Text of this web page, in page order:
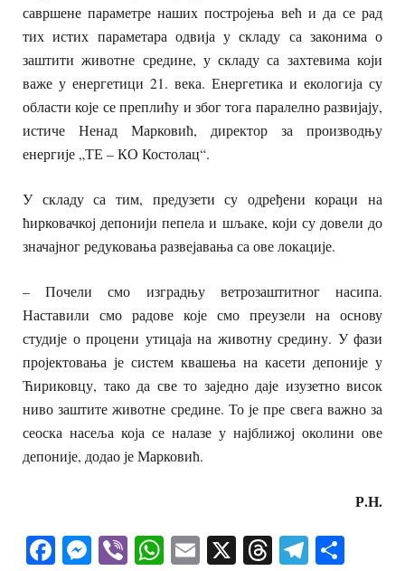
савршене параметре наших постројења већ и да се рад
тих истих параметара одвија у складу са законима о
заштити животне средине, у складу са захтевима који
важе у енергетици 21. века. Енергетика и екологија су
области које се преплићу и због тога паралелно развијају,
истиче Ненад Марковић, директор за производњу
енергије „ТЕ – КО Костолац“.
У складу са тим, предузети су одређени кораци на
ћирковачкој депонији пепела и шљаке, који су довели до
значајног редуковања развејавања са ове локације.
– Почели смо изградњу ветрозаштитног насипа.
Наставили смо радове које смо преузели на основу
студије о процени утицаја на животну средину. У фази
пројектовања је систем квашења на касети депоније у
Ћириковцу, тако да све то заједно даје изузетно висок
ниво заштите животне средине. То је пре свега важно за
сеоска насеља која се налазе у најближој околини ове
депоније, додао је Марковић.
Р.Н.
Facebook
Messenger
ViberWhatsApp
Email
X Threads